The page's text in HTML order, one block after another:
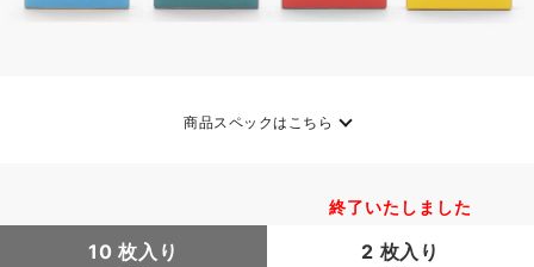
商品スペックはこちら
10 枚入り
終了いたしました
2 枚入り